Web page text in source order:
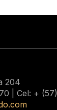
204
| Cel: + (57)